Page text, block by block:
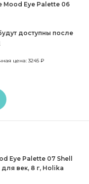
Mood Eye Palette 06
доступны после
цена: 3245 ₽
Eye Palette 07 Shell
век, 8 г, Holika